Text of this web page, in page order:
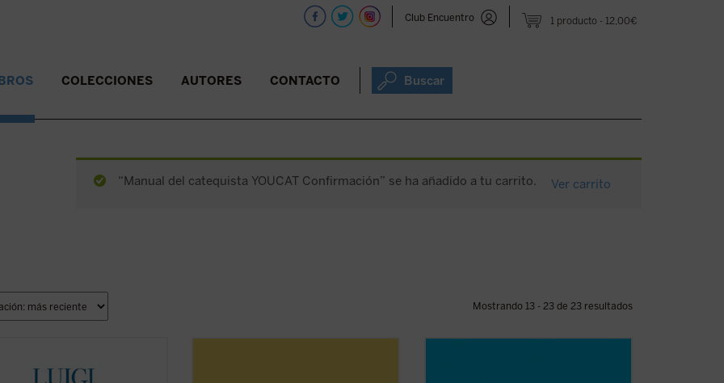
1 producto 12,00€
Club Encuentro
COLECCIONES AUTORES CONTACTO Buscar
“Manual del catequista YOUCAT Confirmación” se ha añadido a tu carrito. Ver carrito
Mostrando 13 - 23 de 23 resultados
por don Luigi Giussani --y